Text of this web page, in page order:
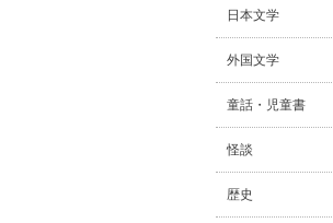
日本文学
外国文学
童話・児童書
怪談
歴史